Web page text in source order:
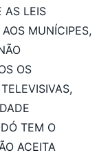
AS LEIS
MUNÍCIPES,
OS
TEM O
ACEITA